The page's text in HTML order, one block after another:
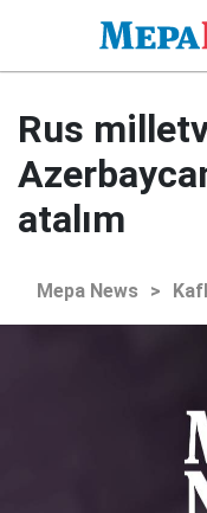
Rus
atalım
Mepa News >